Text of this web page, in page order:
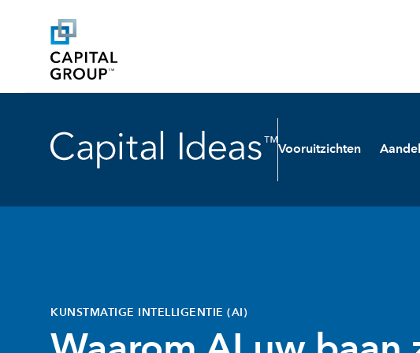
Vooruitzichten
KUNSTMATIGE INTELLIGENTIE (AI)